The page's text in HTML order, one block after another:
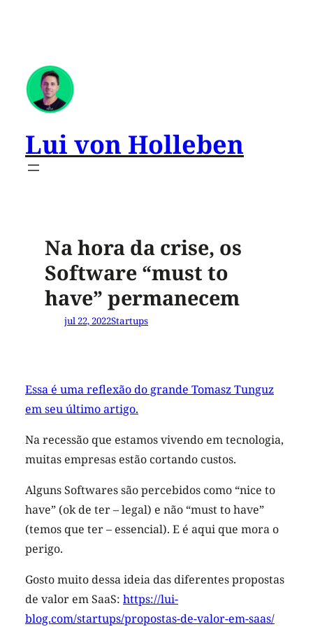
Lui von Holleben
Na hora da crise, os
Software “must to
have” permanecem
jul 22, 2022Startups
Essa é uma reflexão do grande Tomasz Tunguz
em seu último artigo.
Na recessão que estamos vivendo em tecnologia,
muitas empresas estão cortando custos.
Alguns Softwares são percebidos como “nice to
have” (ok de ter – legal) e não “must to have”
(temos que ter – essencial). E é aqui que mora o
perigo.
Gosto muito dessa ideia das diferentes propostas
de valor em SaaS: https://lui-
blog.com/startups/propostas-de-valor-em-saas/